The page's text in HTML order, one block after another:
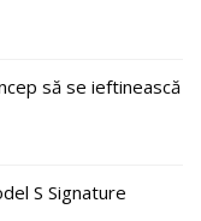
să se ieftinească
S Signature